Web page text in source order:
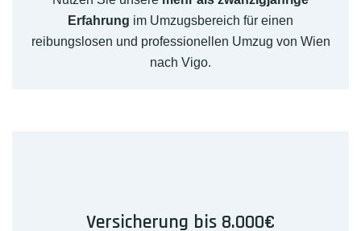
Erfahrung im Umzugsbereich für einen
reibungslosen und professionellen Umzug von Wien
nach Vigo.
Versicherung bis 8.000€